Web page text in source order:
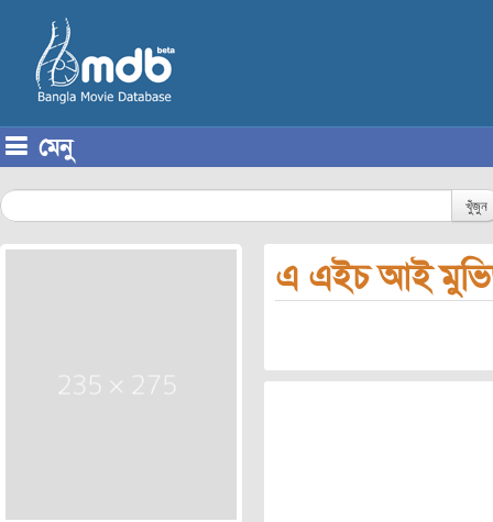
মেনু
খুঁজুন
এ এইচ আই